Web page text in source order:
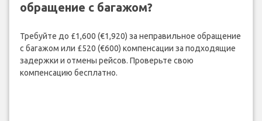
обращение с багажом?
Требуйте до £1,600 (€1,920) за неправильное обращение
с багажом или £520 (€600) компенсации за подходящие
задержки и отмены рейсов. Проверьте свою
компенсацию бесплатно.